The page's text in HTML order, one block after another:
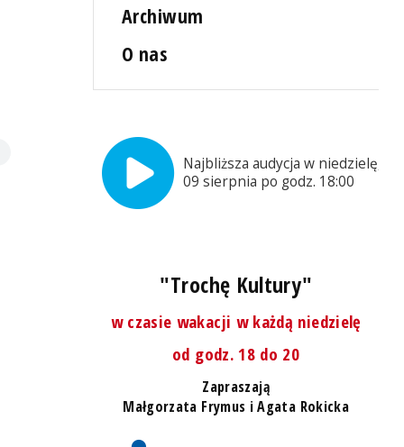
Archiwum
O nas
Najbliższa audycja w niedzielę,
09 sierpnia po godz. 18:00
"Trochę Kultury"
w czasie wakacji w każdą niedzielę
od godz. 18 do 20
Zapraszają
Małgorzata Frymus i Agata Rokicka